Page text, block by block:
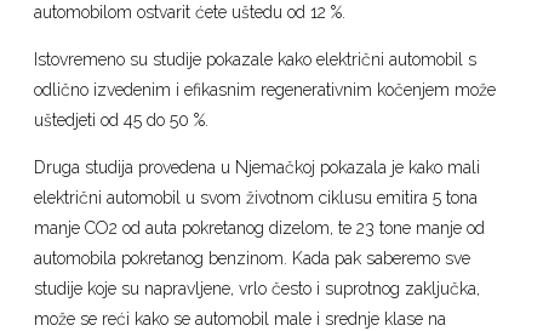
automobilom ostvarit ćete uštedu od 12 %.
Istovremeno su studije pokazale kako električni automobil s
odlično izvedenim i efikasnim regenerativnim kočenjem može
uštedjeti od 45 do 50 %.
Druga studija provedena u Njemačkoj pokazala je kako mali
električni automobil u svom životnom ciklusu emitira 5 tona
manje CO2 od auta pokretanog dizelom, te 23 tone manje od
automobila pokretanog benzinom. Kada pak saberemo sve
studije koje su napravljene, vrlo često i suprotnog zaključka,
može se reći kako se automobil male i srednje klase na